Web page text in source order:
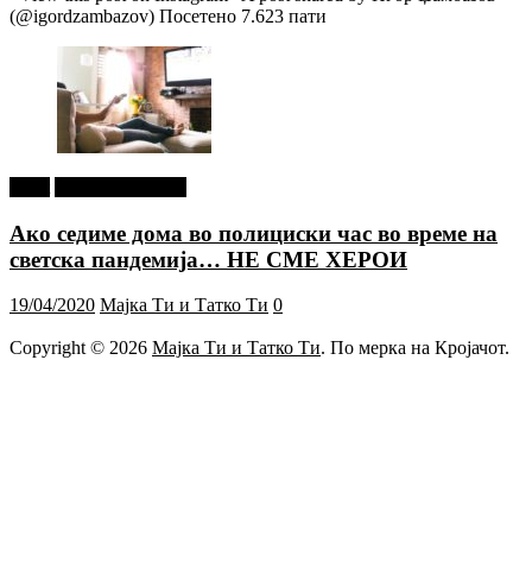
(@igordzambazov) Посетено 7.623 пати
Ако седиме дома во полициски час во време на
светска пандемија… НЕ СМЕ ХЕРОИ
19/04/2020 Мајка Ти и Татко Ти 0
Copyright © 2026 Мајка Ти и Татко Ти. По мерка на Кројачот.